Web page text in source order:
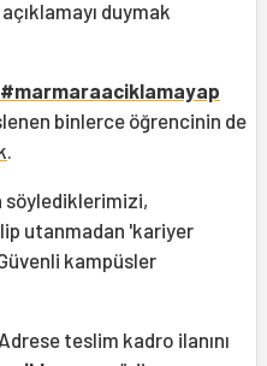
duymak
#marmaraaciklamayap
binlerce öğrencinin de
.
söylediklerimizi,
utanmadan 'kariyer
kampüsler
teslim kadro ilanını